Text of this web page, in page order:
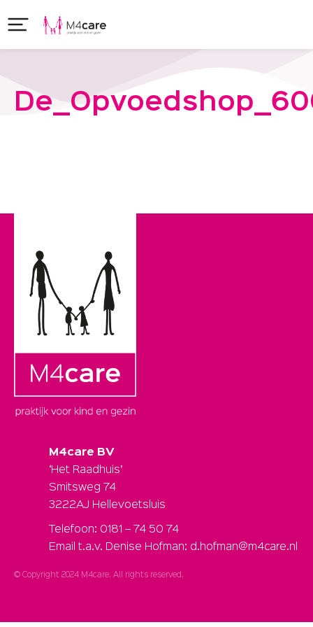
M4care BV
‘Het Raadhuis’
Smitsweg 74
3222AJ Hellevoetsluis
Telefoon: 0181 – 74 50 74
Email t.a.v. Denise Hofman: d.hofman@m4care.nl
© Copyright 2024 M4care. All rights reserved.